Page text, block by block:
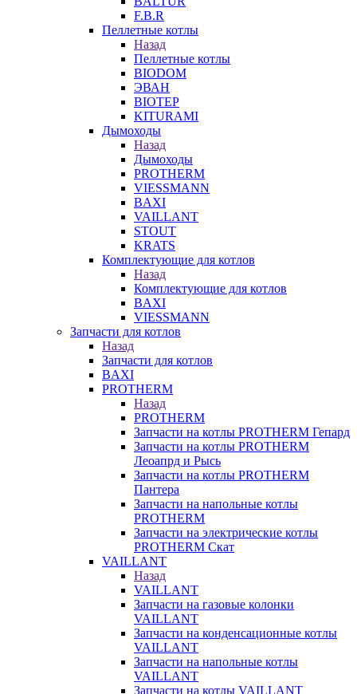
F.B.R
Пеллетные котлы
Назад
Пеллетные котлы
BIODOM
ЭВАН
BIOTEP
KITURAMI
Дымоходы
Назад
Дымоходы
PROTHERM
VIESSMANN
BAXI
VAILLANT
STOUT
KRATS
Комплектующие для котлов
Назад
Комплектующие для котлов
BAXI
VIESSMANN
Запчасти для котлов
Назад
Запчасти для котлов
BAXI
PROTHERM
Назад
PROTHERM
Запчасти на котлы PROTHERM Гепард
Запчасти на котлы PROTHERM
Леоапрд и Рысь
Запчасти на котлы PROTHERM
Пантера
Запчасти на напольные котлы
PROTHERM
Запчасти на электрические котлы
PROTHERM Скат
VAILLANT
Назад
VAILLANT
Запчасти на газовые колонки
VAILLANT
Запчасти на конденсационные котлы
VAILLANT
Запчасти на напольные котлы
VAILLANT
Запчасти на котлы VAILLANT